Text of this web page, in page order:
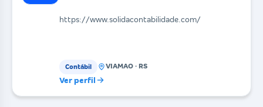
https://www.solidacontabilidade.com/
Contábil VIAMAO · RS
Ver perfil